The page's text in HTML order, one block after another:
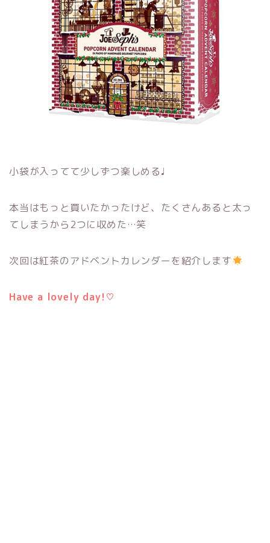
小袋が入ってて少しずつ楽しめる♩
本当はもっと買いたかったけど、たくさんあると太っ
てしまうから2つに収めた…笑
次回は紅茶のアドベントカレンダーを紹介します
Have a lovely day!♡